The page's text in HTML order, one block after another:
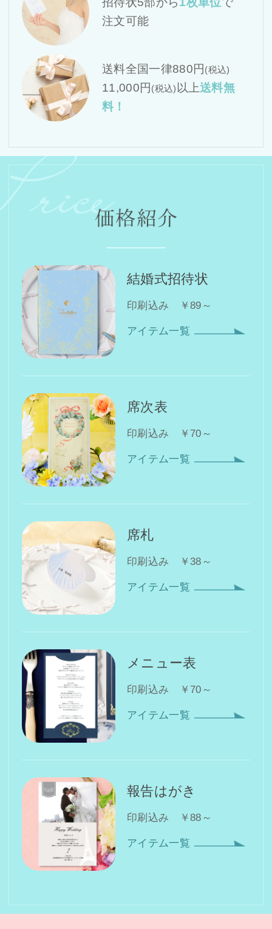
注文可能
送料全国一律880円 (税込)
11,000円 (税込) 以上送料無
料！
結婚式招待状
印刷込み ￥89～
アイテム一覧
席次表
印刷込み ￥70～
アイテム一覧
席札
印刷込み ￥38～
アイテム一覧
メニュー表
印刷込み ￥70～
アイテム一覧
報告はがき
印刷込み ￥88～
アイテム一覧